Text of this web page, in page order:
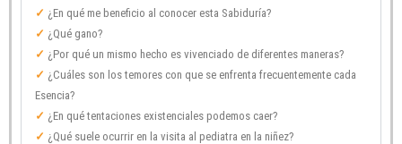
✓ ¿En qué me beneficio al conocer esta Sabiduría?
✓ ¿Qué gano?
✓ ¿Por qué un mismo hecho es vivenciado de diferentes maneras?
✓ ¿Cuáles son los temores con que se enfrenta frecuentemente cada
Esencia?
✓ ¿En qué tentaciones existenciales podemos caer?
✓ ¿Qué suele ocurrir en la visita al pediatra en la niñez?